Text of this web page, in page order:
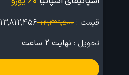
قیمت : 14,239,500
13,812,456
تحویل : نهایت 2 ساعت